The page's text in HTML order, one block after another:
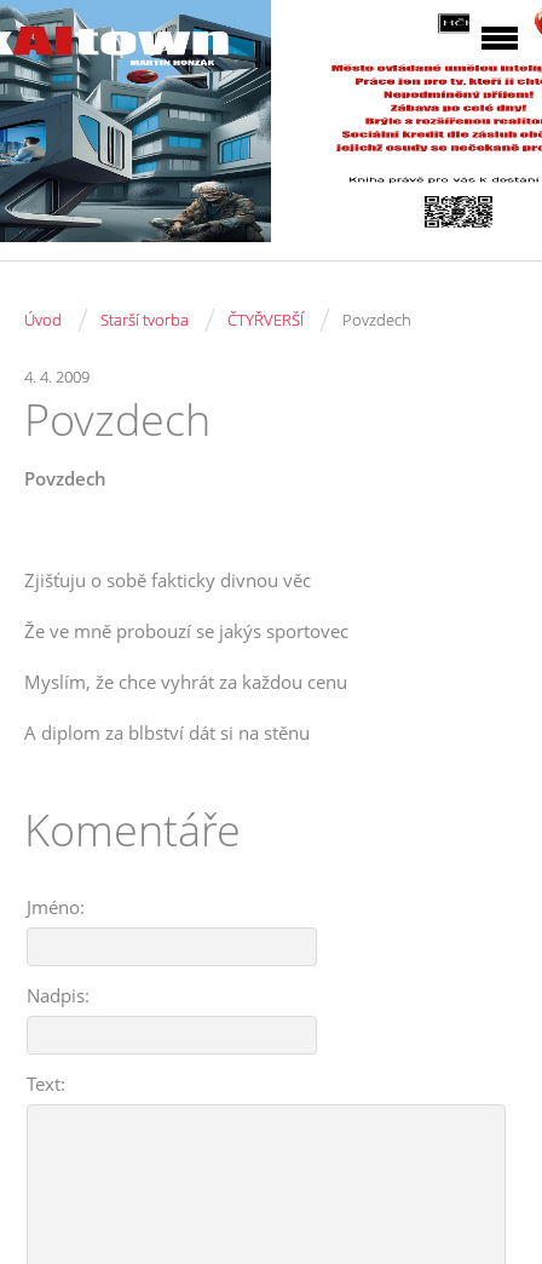
Úvod / Starší tvorba / ČTYŘVERŠÍ / Povzdech
4. 4. 2009
Povzdech
Povzdech
Zjišťuju o sobě fakticky divnou věc
Že ve mně probouzí se jakýs sportovec
Myslím, že chce vyhrát za každou cenu
A diplom za blbství dát si na stěnu
Komentáře
Jméno:
Nadpis:
Text: